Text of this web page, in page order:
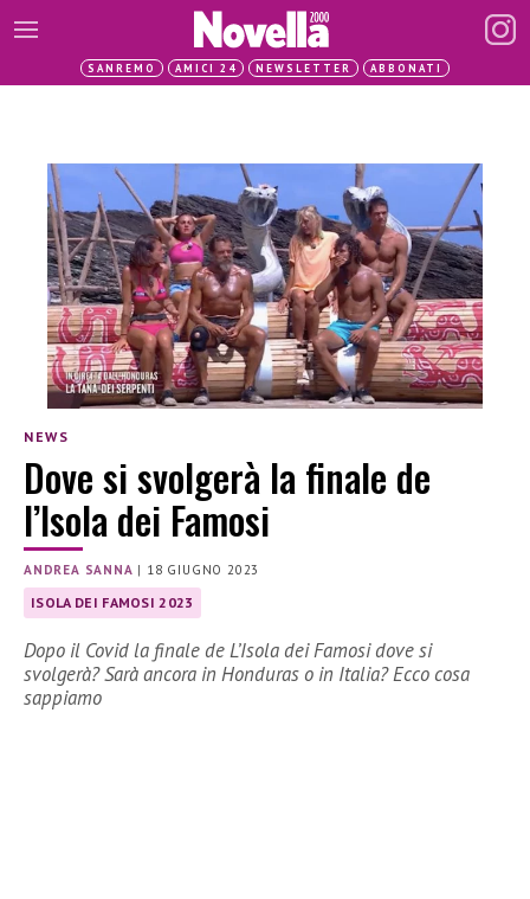
SANREMO AMICI 24 NEWSLETTER ABBONATI
NEWS
Dove si svolgerà la finale de
l’Isola dei Famosi
ANDREA SANNA | 18 GIUGNO 2023
ISOLA DEI FAMOSI 2023
Dopo il Covid la finale de L’Isola dei Famosi dove si
svolgerà? Sarà ancora in Honduras o in Italia? Ecco cosa
sappiamo